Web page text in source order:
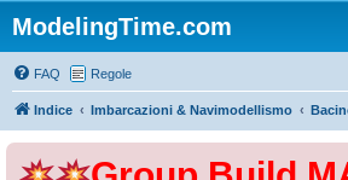
ModelingTime.com
FAQ Regole
Indice Imbarcazioni & Navimodellismo